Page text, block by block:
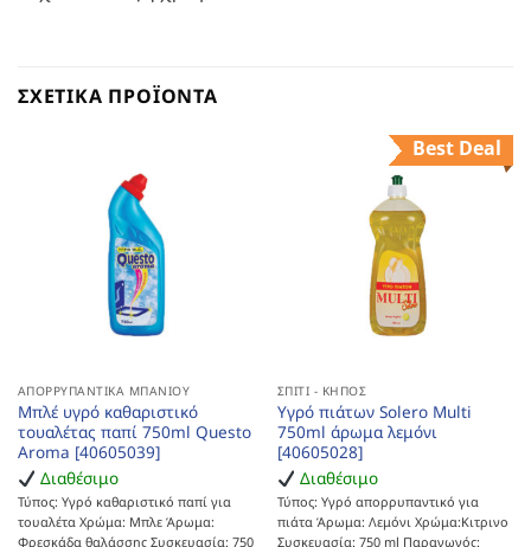
ΣΧΕΤΙΚΆ ΠΡΟΪΌΝΤΑ
ΑΠΟΡΡΥΠΑΝΤΙΚΆ ΜΠΆΝΙΟΥ
Μπλέ υγρό καθαριστικό
τουαλέτας παπί 750ml Questo
Aroma [40605039]
Διαθέσιμο
Τύπος: Υγρό καθαριστικό παπί για
τουαλέτα Χρώμα: Μπλε Άρωμα:
Φρεσκάδα θαλάσσης Συσκευασία: 750
Best Deal
ΣΠΊΤΙ - ΚΉΠΟΣ
Υγρό πιάτων Solero Multi
750ml άρωμα λεμόνι
[40605028]
Διαθέσιμο
Τύπος: Υγρό απορρυπαντικό για
πιάτα Άρωμα: Λεμόνι Χρώμα:Κιτρινο
Συσκευασία: 750 ml Παραγωγός: